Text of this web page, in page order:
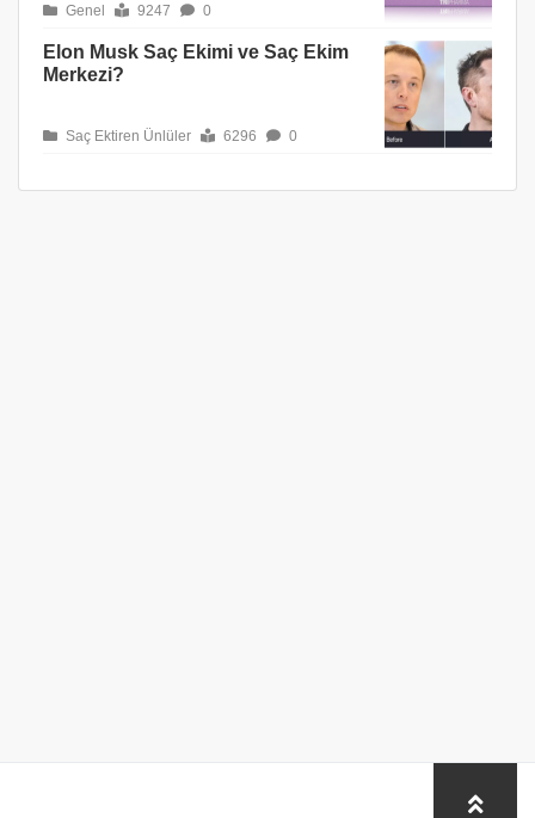
Genel 9247 0
Elon Musk Saç Ekimi ve Saç Ekim
Merkezi?
Saç Ektiren Ünlüler 6296 0